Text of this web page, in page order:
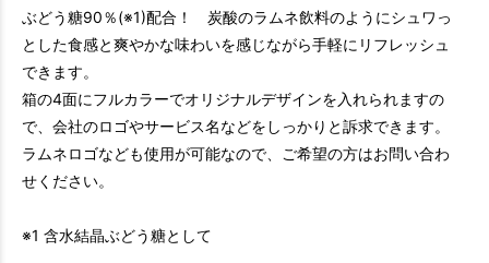
ぶどう糖90％(※1)配合！ 炭酸のラムネ飲料のようにシュワっ
とした食感と爽やかな味わいを感じながら手軽にリフレッシュ
できます。
箱の4面にフルカラーでオリジナルデザインを入れられますの
で、会社のロゴやサービス名などをしっかりと訴求できます。
ラムネロゴなども使用が可能なので、ご希望の方はお問い合わ
せください。
※1 含水結晶ぶどう糖として